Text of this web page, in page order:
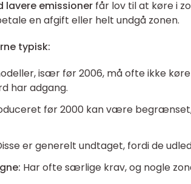
lavere emissioner får lov til at køre i
en afgift eller helt undgå zonen.
typisk:
især før 2006, må ofte ikke køre
har adgang.
før 2000 kan være
er generelt undtaget, fordi de
Har ofte særlige krav, og nogle